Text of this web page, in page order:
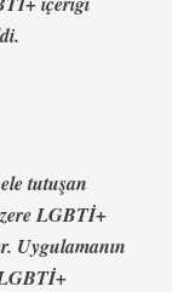
tutuşan
LGBTİ+
Uygulamanın